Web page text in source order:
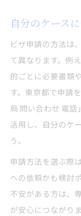
自分のケース
ビザ申請の方法は
て異なります。例
的ごとに必要書類
す。東京都で申請
局 問い合わせ 電
活用し、自分のケ
う。
申請方法を選ぶ際
への依頼かも検討
不安がある方は、
が安心につながり